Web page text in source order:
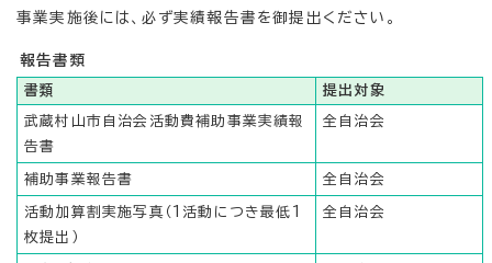
事業実施後には、必ず実績報告書を御提出ください。
報告書類
書類 提出対象
武蔵村山市自治会活動費補助事業実績報
告書
全自治会
補助事業報告書 全自治会
活動加算割実施写真（1活動につき最低1
枚提出）
全自治会